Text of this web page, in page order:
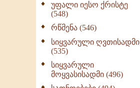
უფალი იესო ქრისტე
(548)
რწმენა (546)
სიყვარული ღვთისადმი
(535)
სიყვარული
მოყვასისადმი (496)